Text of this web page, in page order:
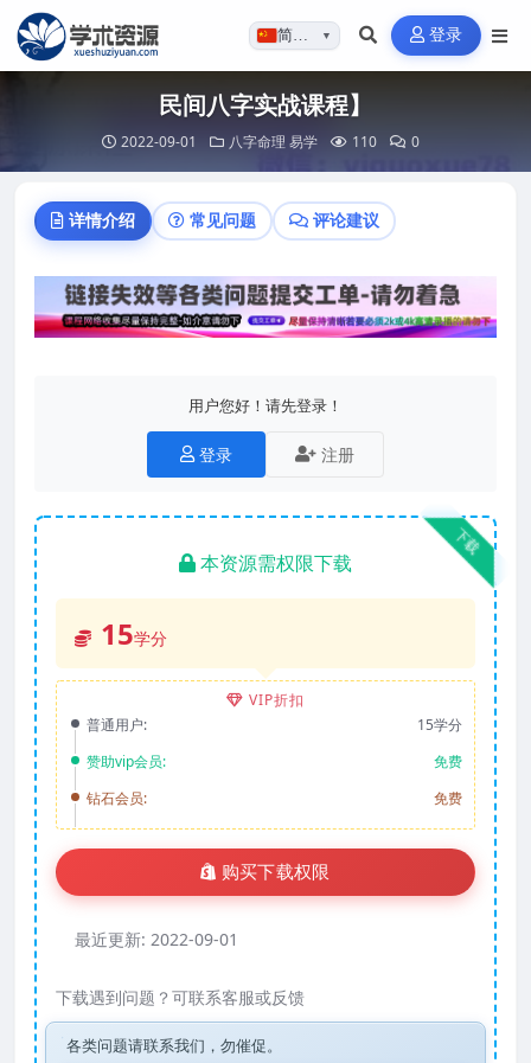
简体…▼ 登录
民间八字实战课程】
2022-09-01 八字命理 易学 110 0
详情介绍 常见问题 评论建议
用户您好！请先登录！
登录 注册
下载
本资源需权限下载
15学分
VIP折扣
普通用户:
15学分
赞助vip会员:
免费
钻石会员:
免费
购买下载权限
最近更新: 2022-09-01
下载遇到问题？可联系客服或反馈
各类问题请联系我们，勿催促。